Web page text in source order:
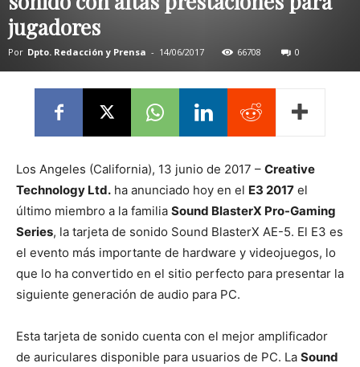
jugadores
Por Dpto. Redacción y Prensa - 14/06/2017 66708 0
Los Angeles (California), 13 junio de 2017 – Creative
Technology Ltd. ha anunciado hoy en el E3 2017 el
último miembro a la familia Sound BlasterX Pro-Gaming
Series, la tarjeta de sonido Sound BlasterX AE-5. El E3 es
el evento más importante de hardware y videojuegos, lo
que lo ha convertido en el sitio perfecto para presentar la
siguiente generación de audio para PC.
Esta tarjeta de sonido cuenta con el mejor amplificador
de auriculares disponible para usuarios de PC. La Sound